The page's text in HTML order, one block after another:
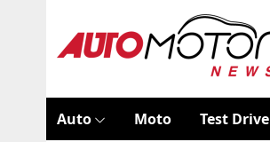
Auto Moto Test Drive